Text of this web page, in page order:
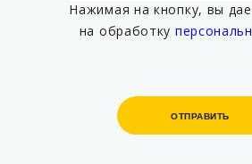
Нажимая на кнопку, вы
на обработку
ОТПРАВИТЬ
ОТПРАВИТЬ